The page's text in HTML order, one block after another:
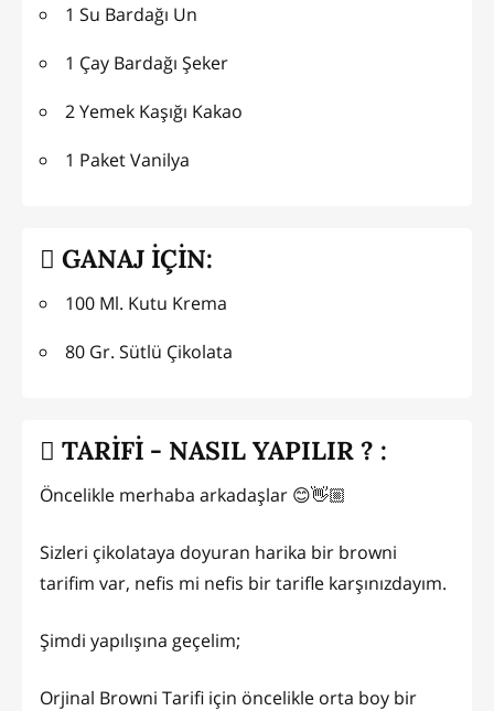
1 Su Bardağı Un
1 Çay Bardağı Şeker
2 Yemek Kaşığı Kakao
1 Paket Vanilya
GANAJ İÇİN:
100 Ml. Kutu Krema
80 Gr. Sütlü Çikolata
TARİFİ - NASIL YAPILIR ? :
Öncelikle merhaba arkadaşlar 😊👋🏼
Sizleri çikolataya doyuran harika bir browni
tarifim var, nefis mi nefis bir tarifle karşınızdayım.
Şimdi yapılışına geçelim;
Orjinal Browni Tarifi için öncelikle orta boy bir